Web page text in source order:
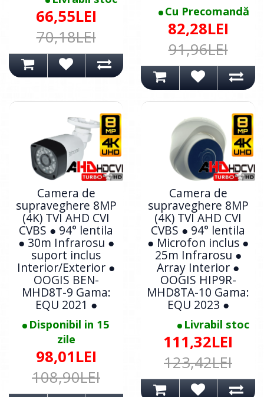
66,55LEI
70,18LEI
Cu Precomandă
82,28LEI
91,96LEI
Camera de
supraveghere 8MP
(4K) TVI AHD CVI
CVBS ● 94° lentila
● 30m Infrarosu ●
suport inclus
Interior/Exterior ●
OOGIS BEN-
MHD8T-9 Gama:
EQU 2021 ●
Disponibil in 15
zile
98,01LEI
108,90LEI
Camera de
supraveghere 8MP
(4K) TVI AHD CVI
CVBS ● 94° lentila
● Microfon inclus ●
25m Infrarosu ●
Array Interior ●
OOGIS HIP9R-
MHD8TA-10 Gama:
EQU 2023 ●
Livrabil stoc
111,32LEI
123,42LEI